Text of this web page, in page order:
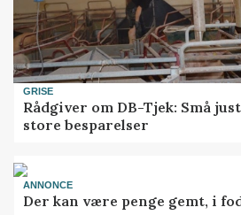
GRISE
Rådgiver om DB-Tjek: Små
store besparelser
ANNONCE
Der kan være penge gemt, i